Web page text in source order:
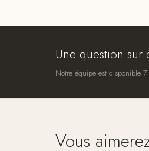
Une question sur
Notre équipe est disponible
Vous